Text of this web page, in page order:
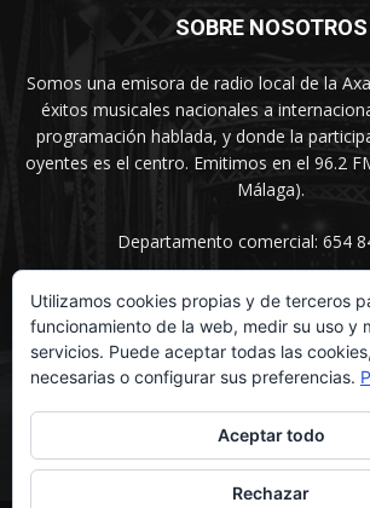
SOBRE NOSOTROS
Somos una emisora de radio local de la
éxitos musicales nacionales a
programación hablada, y donde la
oyentes es el centro. Emitimos en el 96.2
Málaga).
Departamento comercial: 654
SÍGUENOS
Utilizamos cookies propias y de terceros
funcionamiento de la web, medir su uso y
servicios. Puede aceptar todas las
necesarias o configurar sus preferencias.
Aceptar todo
Rechazar